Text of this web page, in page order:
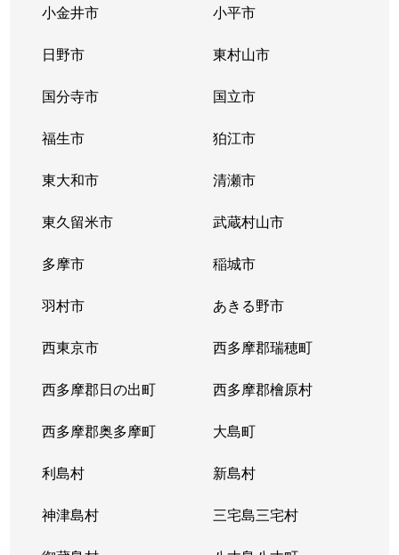
小金井市 小平市
日野市 東村山市
国分寺市 国立市
福生市 狛江市
東大和市 清瀬市
東久留米市 武蔵村山市
多摩市 稲城市
羽村市 あきる野市
西東京市 西多摩郡瑞穂町
西多摩郡日の出町 西多摩郡檜原村
西多摩郡奥多摩町 大島町
利島村 新島村
神津島村 三宅島三宅村